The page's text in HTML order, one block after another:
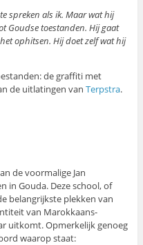
spreken als ik. Maar wat hij
Goudse toestanden. Hij gaat
ophitsen. Hij doet zelf wat hij
de graffiti met
de uitlatingen van Terpstra.
de voormalige Jan
in Gouda. Deze school, of
belangrijkste plekken van
van Marokkaans-
uitkomt. Opmerkelijk genoeg
waarop staat: